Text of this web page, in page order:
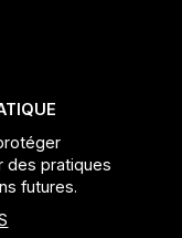
des pratiques
futures.